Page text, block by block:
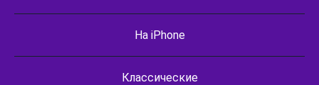
На iPhone
Классические